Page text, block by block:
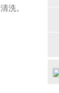
洗。